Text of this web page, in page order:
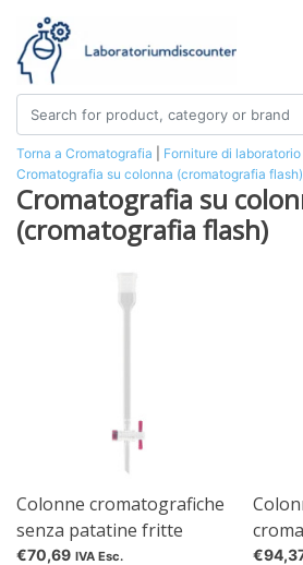
Torna a Cromatografia Forniture di laboratorio
Cromatografia su colonna (cromatografia flash)
Cromatografia su
(cromatografia flash)
Colonne cromatografiche
senza patatine fritte
€70,69 IVA Esc.